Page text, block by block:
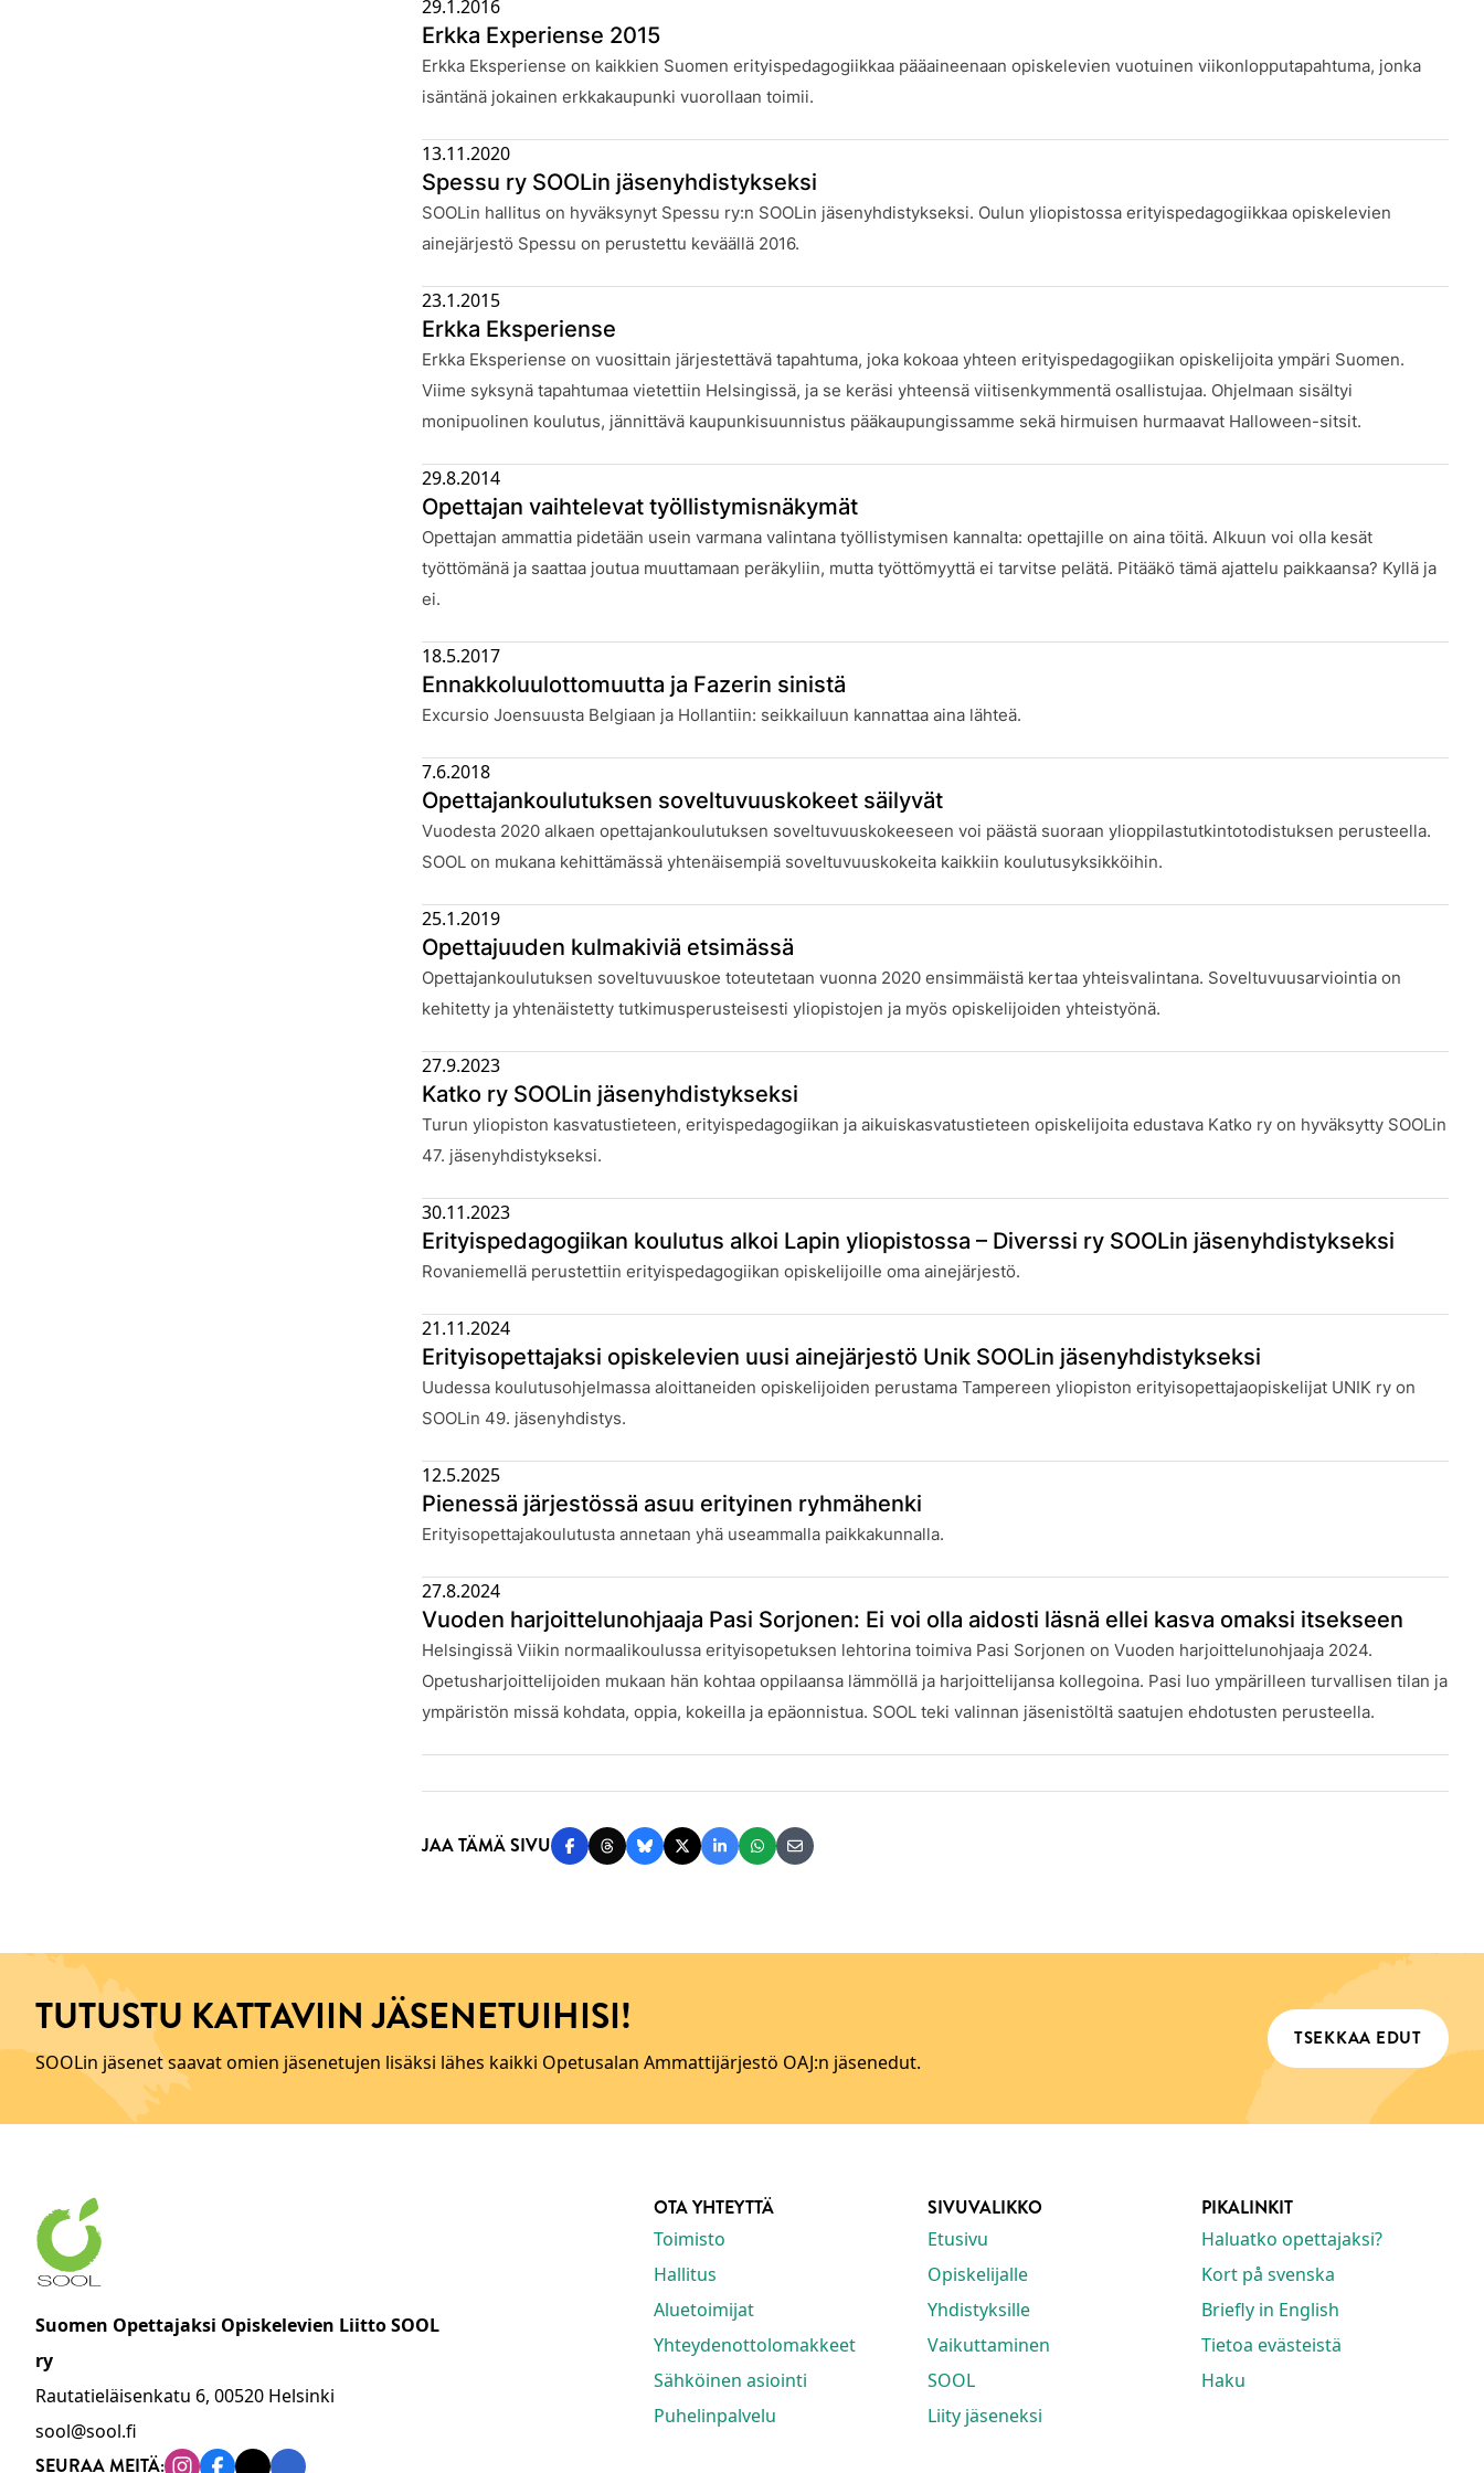
Erkka Experiense 2015
Julkaistu:
29.1.2016
Erkka Eksperiense on kaikkien Suomen erityispedagogiikkaa pääaineenaan opiskelevien vuotuinen viikonlopputapahtuma, jonka
isäntänä jokainen erkkakaupunki vuorollaan toimii.
Spessu ry SOOLin jäsenyhdistykseksi
Julkaistu:
13.11.2020
SOOLin hallitus on hyväksynyt Spessu ry:n SOOLin jäsenyhdistykseksi. Oulun yliopistossa erityispedagogiikkaa opiskelevien
ainejärjestö Spessu on perustettu keväällä 2016.
Erkka Eksperiense
Julkaistu:
23.1.2015
Erkka Eksperiense on vuosittain järjestettävä tapahtuma, joka kokoaa yhteen erityispedagogiikan opiskelijoita ympäri Suomen.
Viime syksynä tapahtumaa vietettiin Helsingissä, ja se keräsi yhteensä viitisenkymmentä osallistujaa. Ohjelmaan sisältyi
monipuolinen koulutus, jännittävä kaupunkisuunnistus pääkaupungissamme sekä hirmuisen hurmaavat Halloween-sitsit.
Opettajan vaihtelevat työllistymisnäkymät
Julkaistu:
29.8.2014
Opettajan ammattia pidetään usein varmana valintana työllistymisen kannalta: opettajille on aina töitä. Alkuun voi olla kesät
työttömänä ja saattaa joutua muuttamaan peräkyliin, mutta työttömyyttä ei tarvitse pelätä. Pitääkö tämä ajattelu paikkaansa? Kyllä ja
ei.
Ennakkoluulottomuutta ja Fazerin sinistä
Julkaistu:
18.5.2017
Excursio Joensuusta Belgiaan ja Hollantiin: seikkailuun kannattaa aina lähteä.
Opettajankoulutuksen soveltuvuuskokeet säilyvät
Julkaistu:
7.6.2018
Vuodesta 2020 alkaen opettajankoulutuksen soveltuvuuskokeeseen voi päästä suoraan ylioppilastutkintotodistuksen perusteella.
SOOL on mukana kehittämässä yhtenäisempiä soveltuvuuskokeita kaikkiin koulutusyksikköihin.
Opettajuuden kulmakiviä etsimässä
Julkaistu:
25.1.2019
Opettajankoulutuksen soveltuvuuskoe toteutetaan vuonna 2020 ensimmäistä kertaa yhteisvalintana. Soveltuvuusarviointia on
kehitetty ja yhtenäistetty tutkimusperusteisesti yliopistojen ja myös opiskelijoiden yhteistyönä.
Katko ry SOOLin jäsenyhdistykseksi
Julkaistu:
27.9.2023
Turun yliopiston kasvatustieteen, erityispedagogiikan ja aikuiskasvatustieteen opiskelijoita edustava Katko ry on hyväksytty SOOLin
47. jäsenyhdistykseksi.
Erityispedagogiikan koulutus alkoi Lapin yliopistossa – Diverssi ry SOOLin jäsenyhdistykseksi
Julkaistu:
30.11.2023
Rovaniemellä perustettiin erityispedagogiikan opiskelijoille oma ainejärjestö.
Erityisopettajaksi opiskelevien uusi ainejärjestö Unik SOOLin jäsenyhdistykseksi
Julkaistu:
21.11.2024
Uudessa koulutusohjelmassa aloittaneiden opiskelijoiden perustama Tampereen yliopiston erityisopettajaopiskelijat UNIK ry on
SOOLin 49. jäsenyhdistys.
Pienessä järjestössä asuu erityinen ryhmähenki
Julkaistu:
12.5.2025
Erityisopettajakoulutusta annetaan yhä useammalla paikkakunnalla.
Vuoden harjoittelunohjaaja Pasi Sorjonen: Ei voi olla aidosti läsnä ellei kasva omaksi itsekseen
Julkaistu:
27.8.2024
Helsingissä Viikin normaalikoulussa erityisopetuksen lehtorina toimiva Pasi Sorjonen on Vuoden harjoittelunohjaaja 2024.
Opetusharjoittelijoiden mukaan hän kohtaa oppilaansa lämmöllä ja harjoittelijansa kollegoina. Pasi luo ympärilleen turvallisen tilan ja
ympäristön missä kohdata, oppia, kokeilla ja epäonnistua. SOOL teki valinnan jäsenistöltä saatujen ehdotusten perusteella.
JAA TÄMÄ SIVU Jaa Facebookissa
Jaa Threadsissa
Jaa Blueskyssä
Jaa Twitterissä
Jaa LinkedInissä
Jaa WhatsAppissa
Jaa sähköpostitse
TUTUSTU KATTAVIIN JÄSENETUIHISI!
SOOLin jäsenet saavat omien jäsenetujen lisäksi lähes kaikki Opetusalan Ammattijärjestö OAJ:n jäsenedut.
TSEKKAA EDUT
Suomen Opettajaksi Opiskelevien Liitto SOOL
ry
Rautatieläisenkatu 6, 00520 Helsinki
sool@sool.fi
SEURAA MEITÄ:
OTA YHTEYTTÄ
Toimisto
Hallitus
Aluetoimijat
Yhteydenottolomakkeet
Sähköinen asiointi
Puhelinpalvelu
SIVUVALIKKO
Etusivu
Opiskelijalle
Yhdistyksille
Vaikuttaminen
SOOL
Liity jäseneksi
PIKALINKIT
Haluatko opettajaksi?
Kort på svenska
Briefly in English
Tietoa evästeistä
Haku